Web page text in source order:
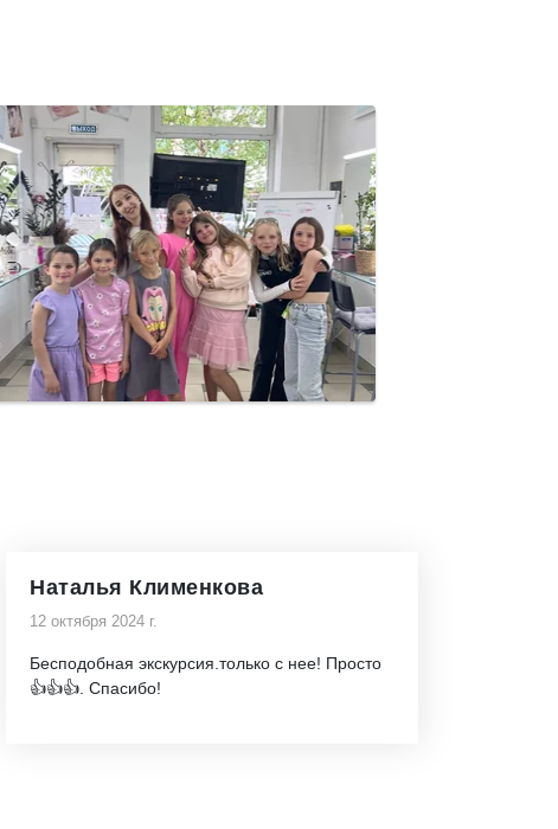
Наталья Клименкова
12 октября 2024 г.
Бесподобная экскурсия.только с нее! Просто
👍👍👍. Спасибо!